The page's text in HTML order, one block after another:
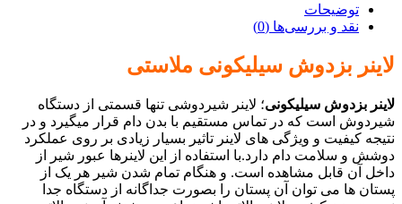
توضیحات
نقد و بررسی‌ها (0)
لاینر بزدوش سیلیکونی ملاستی
لاینر بزدوش سیلیکونی؛ لاینر شیردوشی تنها قسمتی از دستگاه
شیردوش است که در تماس مستقیم با بدن دام قرار میگیرد و در
نتیجه کیفیت و ویژگی های لاینر تاثیر بسیار زیادی بر روی عملکرد
دوشش و سلامت دام دارد.با استفاده از این لاینرها عبور شیر از
داخل آن قابل مشاهده است. و هنگام تمام شدن شیر هر یک از
پستان ها می توان آن پستان را بصورت جداگانه از دستگاه جدا